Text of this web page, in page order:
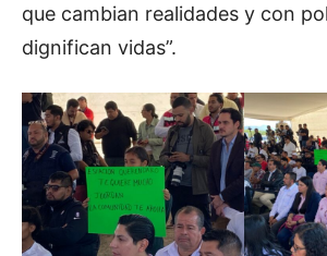
que cambian realidades y con
dignifican vidas”.